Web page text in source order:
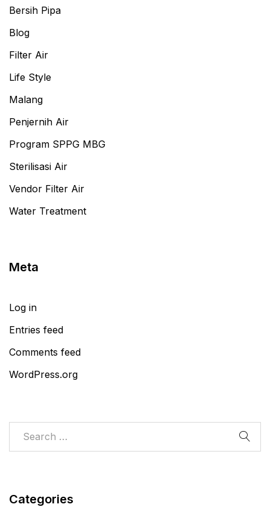
Bersih Pipa
Blog
Filter Air
Life Style
Malang
Penjernih Air
Program SPPG MBG
Sterilisasi Air
Vendor Filter Air
Water Treatment
Meta
Log in
Entries feed
Comments feed
WordPress.org
Categories